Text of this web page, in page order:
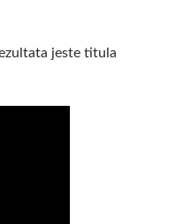
jeste titula